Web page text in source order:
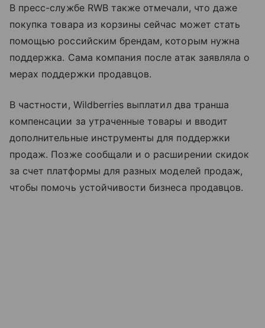
В пресс-службе RWB также отмечали, что даже
покупка товара из корзины сейчас может стать
помощью российским брендам, которым нужна
поддержка. Сама компания после атак заявляла о
мерах поддержки продавцов.
В частности, Wildberries выплатил два транша
компенсации за утраченные товары и вводит
дополнительные инструменты для поддержки
продаж. Позже сообщали и о расширении скидок
за счет платформы для разных моделей продаж,
чтобы помочь устойчивости бизнеса продавцов.